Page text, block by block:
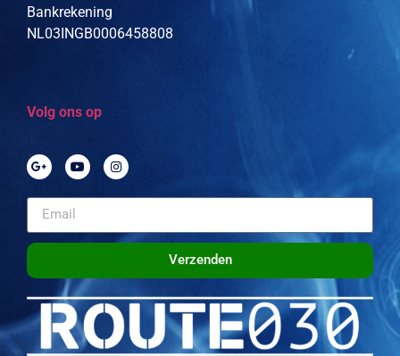
Bankrekening
NL03INGB0006458808
Volg ons op
Verzenden